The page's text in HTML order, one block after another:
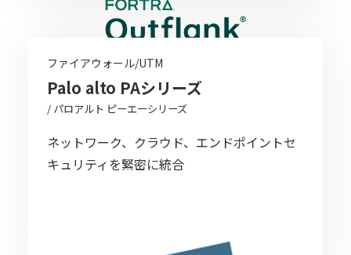
ファイアウォール/UTM
Palo alto PAシリーズ
/ パロアルト ピーエーシリーズ
ネットワーク、クラウド、エンドポイントセ
キュリティを緊密に統合